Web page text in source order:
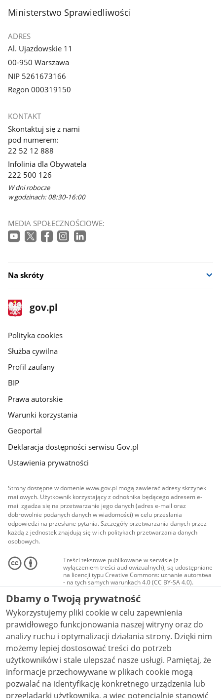
stopka
Ministerstwo Sprawiedliwości
ADRES
Al. Ujazdowskie 11
00-950 Warszawa
NIP 5261673166
Regon 000319150
KONTAKT
Skontaktuj się z nami
pod numerem:
22 52 12 888
Infolinia dla Obywatela
222 500 126
W dni robocze
w godzinach: 08:30-16:00
MEDIA SPOŁECZNOŚCIOWE:
Na skróty
stopka
gov.pl
Strona
gov.pl
gov.pl
Polityka cookies
Służba cywilna
Profil zaufany
BIP
Prawa autorskie
Warunki korzystania
Geoportal
Deklaracja dostępności serwisu Gov.pl
Ustawienia prywatności
Strony dostępne w domenie www.gov.pl mogą zawierać adresy skrzynek
mailowych. Użytkownik korzystający z odnośnika będącego adresem e-
mail zgadza się na przetwarzanie jego danych (adres e-mail oraz
dobrowolnie podanych danych w wiadomości) w celu przesłania
odpowiedzi na przesłane pytania. Szczegóły przetwarzania danych przez
każdą z jednostek znajdują się w ich politykach przetwarzania danych
osobowych.
Treści tekstowe publikowane w serwisie (z
wyłączeniem treści audiowizualnych), są udostępniane
na licencji typu Creative Commons: uznanie autorstwa
- na tych samych warunkach 4.0 (CC BY-SA 4.0).
Materiały audiowizualne, w tym zdjęcia, materiały
audio i wideo, są udostępniane na licencji typu
Creative Commons: uznanie autorstwa użycie
niekomercyjne - bez utworów zależnych 4.0 (CC BY-
NC-ND 4.0), o ile nie jest to stwierdzone inaczej.
Dbamy o Twoją prywatność
Wykorzystujemy pliki cookie w celu zapewnienia
prawidłowego funkcjonowania naszej witryny oraz do
analizy ruchu i optymalizacji działania strony. Dzięki nim
możemy lepiej dostosować treści do potrzeb
użytkowników i stale ulepszać nasze usługi. Pamiętaj, że
informacje przechowywane w plikach cookie mogą
pozwalać na identyfikację konkretnego urządzenia lub
przeglądarki użytkownika, a więc potencjalnie stanowić